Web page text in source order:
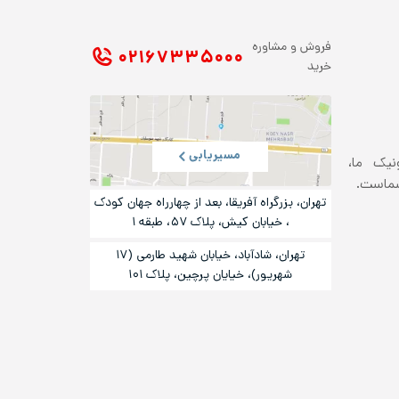
ما،
فروش و مشاوره
خرید
۰۲۱ ۶۷۳۳۵۰۰۰
مسیریابی
تهران، بزرگراه آفریقا، بعد از چهارراه جهان کودک
، خیابان کیش، پلاک ۵۷، طبقه ۱
تهران، شادآباد، خیابان شهید طارمی (۱۷
شهریور)، خیایان پرچین، پلاک ۱۰۱